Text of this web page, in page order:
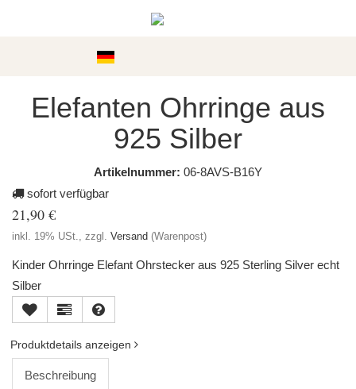
Elefanten Ohrringe aus
925 Silber
Artikelnummer: 06-8AVS-B16Y
sofort verfügbar
21,90 €
inkl. 19% USt., zzgl. Versand (Warenpost)
Kinder Ohrringe Elefant Ohrstecker aus 925 Sterling Silver echt
Silber
Produktdetails anzeigen
Beschreibung